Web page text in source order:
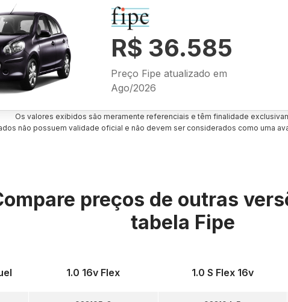
R$ 36.585
Preço Fipe atualizado em
Ago/2026
Os valores exibidos são meramente referenciais e têm finalidade
não possuem validade oficial e não devem ser considerados como uma
preços de outras
tabela Fipe
1.0 16v Flex 1.0 S Flex 16v